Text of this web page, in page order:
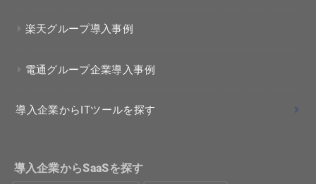
楽天グループ導入事例
電通グループ企業導入事例
導入企業からITツールを探す
導入企業からSaaSを探す